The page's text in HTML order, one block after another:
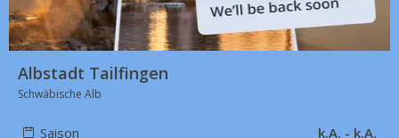
Albstadt Tailfingen
Schwäbische Alb
Saison
k.A. - k.A.